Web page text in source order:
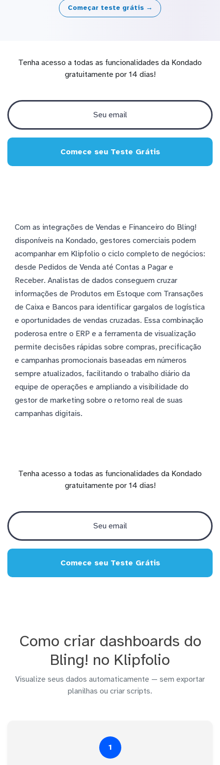
Começar teste grátis →
Tenha acesso a todas as funcionalidades da Kondado
gratuitamente por 14 dias!
Comece seu Teste Grátis
Com as integrações de Vendas e Financeiro do Bling!
disponíveis na Kondado, gestores comerciais podem
acompanhar em Klipfolio o ciclo completo de negócios:
desde Pedidos de Venda até Contas a Pagar e
Receber. Analistas de dados conseguem cruzar
informações de Produtos em Estoque com Transações
de Caixa e Bancos para identificar gargalos de logística
e oportunidades de vendas cruzadas. Essa combinação
poderosa entre o ERP e a ferramenta de visualização
permite decisões rápidas sobre compras, precificação
e campanhas promocionais baseadas em números
sempre atualizados, facilitando o trabalho diário da
equipe de operações e ampliando a visibilidade do
gestor de marketing sobre o retorno real de suas
campanhas digitais.
Tenha acesso a todas as funcionalidades da Kondado
gratuitamente por 14 dias!
Comece seu Teste Grátis
Como criar dashboards do
Bling! no Klipfolio
Visualize seus dados automaticamente — sem exportar
planilhas ou criar scripts.
1